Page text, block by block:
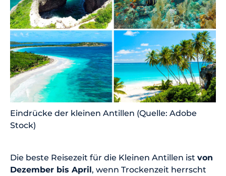
Eindrücke der kleinen Antillen (Quelle: Adobe
Stock)
Die beste Reisezeit für die Kleinen Antillen ist von
Dezember bis April, wenn Trockenzeit herrscht